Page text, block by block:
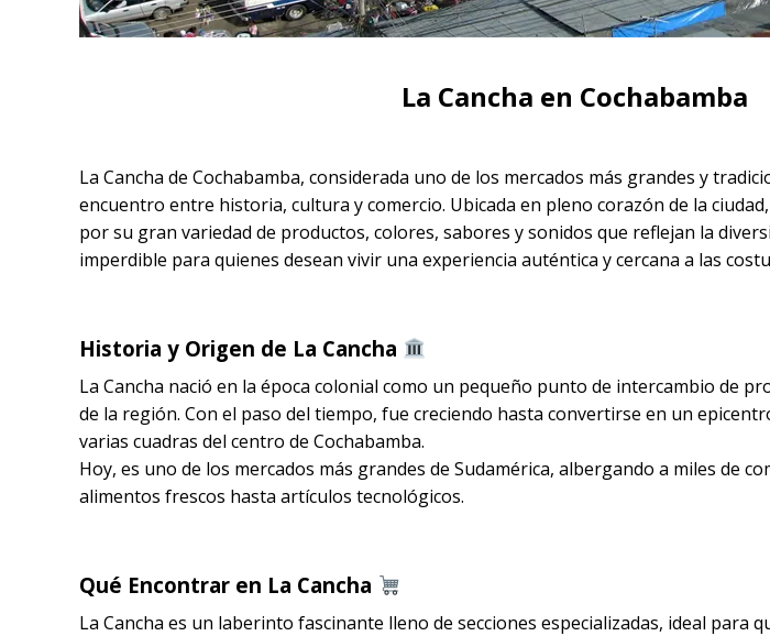
La Cancha en Cochabamba
La Cancha de Cochabamba, considerada uno de los mercados más grandes y
encuentro entre historia, cultura y comercio. Ubicada en pleno corazón de la
por su gran variedad de productos, colores, sabores y sonidos que reflejan la
imperdible para quienes desean vivir una experiencia auténtica y cercana a las
Historia y Origen de La Cancha
La Cancha nació en la época colonial como un pequeño punto de intercambio de
de la región. Con el paso del tiempo, fue creciendo hasta convertirse en un
varias cuadras del centro de Cochabamba.
Hoy, es uno de los mercados más grandes de Sudamérica, albergando a miles de
alimentos frescos hasta artículos tecnológicos.
Qué Encontrar en La Cancha
La Cancha es un laberinto fascinante lleno de secciones especializadas, ideal para